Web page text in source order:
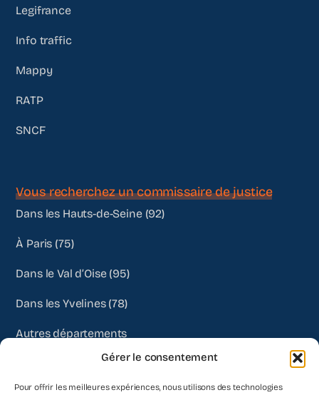
Gérer le consentement
Pour offrir les meilleures expériences, nous utilisons des technologies
Legifrance
Info traffic
Mappy
RATP
SNCF
Vous recherchez un commissaire de justice
Dans les Hauts-de-Seine (92)
À Paris (75)
Dans le Val d’Oise (95)
Dans les Yvelines (78)
Autres départements